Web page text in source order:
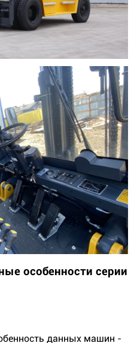
особенности серии
данных машин -